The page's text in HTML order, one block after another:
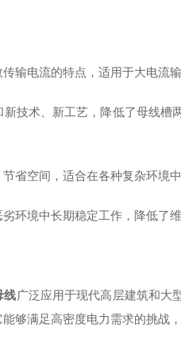
输电流的特点，适用于大电流
技术、新工艺，降低了母线
省空间，适合在各种复杂环境
环境中长期稳定工作，降低了
线广泛应用于现代高层建筑和大
够满足高密度电力需求的挑战